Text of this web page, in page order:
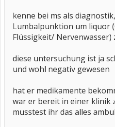
kenne bei ms als
Lumbalpunktion um liquor
Flüssigkeit/ Nervenwasser)
diese untersuchung ist ja
und wohl negativ gewesen
hat er medikamente
war er bereit in einer klinik
musstest ihr das alles